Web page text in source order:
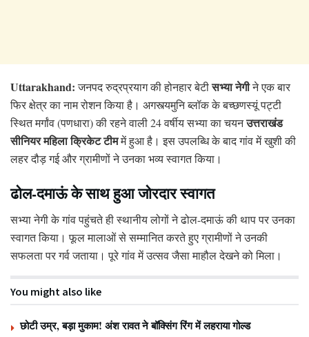
Uttarakhand:जनपद रुद्रप्रयाग की होनहार बेटीसभ्या नेगीने एक बार
फिर क्षेत्र का नाम रोशन किया है। अगस्त्यमुनि ब्लॉक के बच्छणस्यूं पट्टी
स्थित मर्गांव (पणधारा) की रहने वाली 24 वर्षीय सभ्या का चयनउत्तराखंड
सीनियर महिला क्रिकेट टीममें हुआ है। इस उपलब्धि के बाद गांव में खुशी की
लहर दौड़ गई और ग्रामीणों ने उनका भव्य स्वागत किया।
ढोल-दमाऊं के साथ हुआ जोरदार स्वागत
सभ्या नेगी के गांव पहुंचते ही स्थानीय लोगों ने ढोल-दमाऊं की थाप पर उनका
स्वागत किया। फूल मालाओं से सम्मानित करते हुए ग्रामीणों ने उनकी
सफलता पर गर्व जताया। पूरे गांव में उत्सव जैसा माहौल देखने को मिला।
You might also like
छोटी उम्र, बड़ा मुकाम! अंश रावत ने बॉक्सिंग रिंग में लहराया गोल्ड